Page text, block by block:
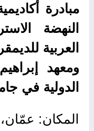
مبادرة
النهضة
العربية
ومعهد
الدولية في
المكان: عمّان،